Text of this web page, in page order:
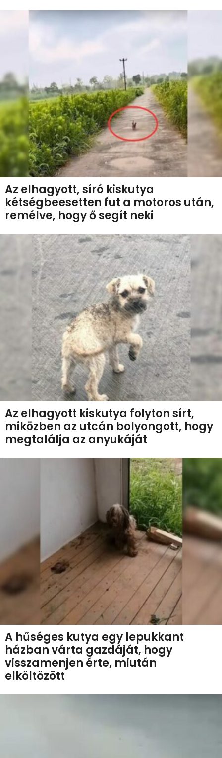
Az elhagyott, síró kiskutya
kétségbeesetten fut a motoros után,
remélve, hogy ő segít neki
Az elhagyott kiskutya folyton sírt,
miközben az utcán bolyongott, hogy
megtalálja az anyukáját
A hűséges kutya egy lepukkant
házban várta gazdáját, hogy
visszamenjen érte, miután
elköltözött